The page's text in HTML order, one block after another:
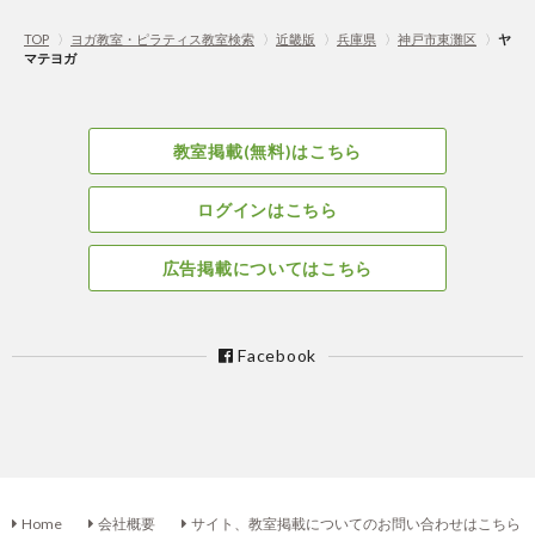
TOP 〉 ヨガ教室・ピラティス教室検索 〉 近畿版 〉 兵庫県 〉 神戸市東灘区 〉 ヤ
マテヨガ
教室掲載(無料)はこちら
ログインはこちら
広告掲載についてはこちら
Facebook
Home 会社概要 サイト、教室掲載についてのお問い合わせはこちら